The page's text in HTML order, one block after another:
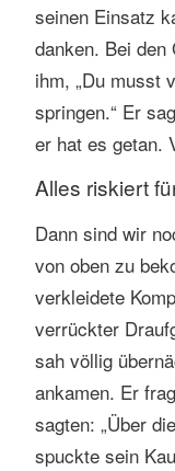
seinen Einsatz
danken. Bei
ihm, „Du musst
springen.“ Er
er hat es getan.
Alles riskiert
Dann sind wir
von oben zu
verkleidete
verrückter
sah völlig
ankamen. Er
sagten: „Über
spuckte sein